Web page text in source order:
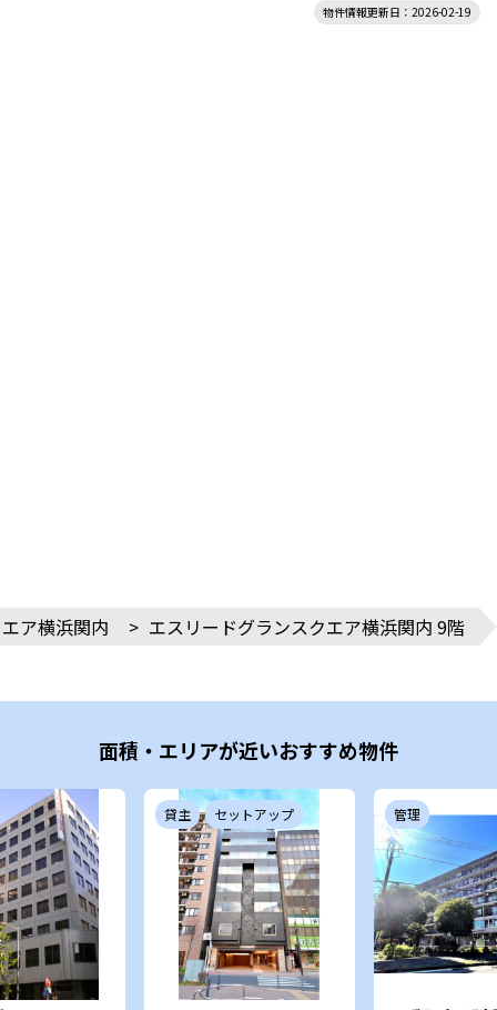
物件情報更新日：2026-02-19
ア横浜関内 > エスリードグランスクエア横浜関内 9階
面積・エリアが近いおすすめ物件
貸主 セットアップ 管理